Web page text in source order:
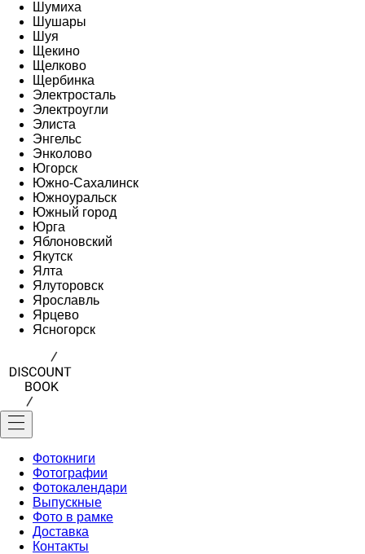
Шумиха
Шушары
Шуя
Щекино
Щелково
Щербинка
Электросталь
Электроугли
Элиста
Энгельс
Энколово
Югорск
Южно-Сахалинск
Южноуральск
Южный город
Юрга
Яблоновский
Якутск
Ялта
Ялуторовск
Ярославль
Ярцево
Ясногорск
Фотокниги
Фотографии
Фотокалендари
Выпускные
Фото в рамке
Доставка
Контакты